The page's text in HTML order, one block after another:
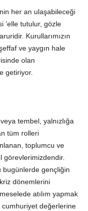
her an ulaşabileceği
‘elle tutulur, gözle
Kurullarımızın
ve yaygın hale
olan
getiriyor.
tembel, yalnızlığa
tüm rolleri
toplumcu ve
görevlerimizdendir.
bugünlerde gençliğin
dönemlerini
atılım yapmak
cumhuriyet değerlerine